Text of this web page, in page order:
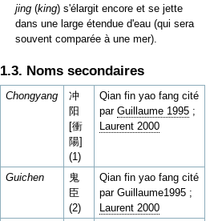
jing (king) s'élargit encore et se jette
dans une large étendue d'eau (qui sera
souvent comparée à une mer).
1.3. Noms secondaires
Chongyang
冲
阳
[衝
陽]
(1)
Qian fin yao fang cité
parGuillaume 1995 ;
Laurent 2000
Guichen
鬼
臣
(2)
Qian fin yao fang cité
par Guillaume1995 ;
Laurent 2000